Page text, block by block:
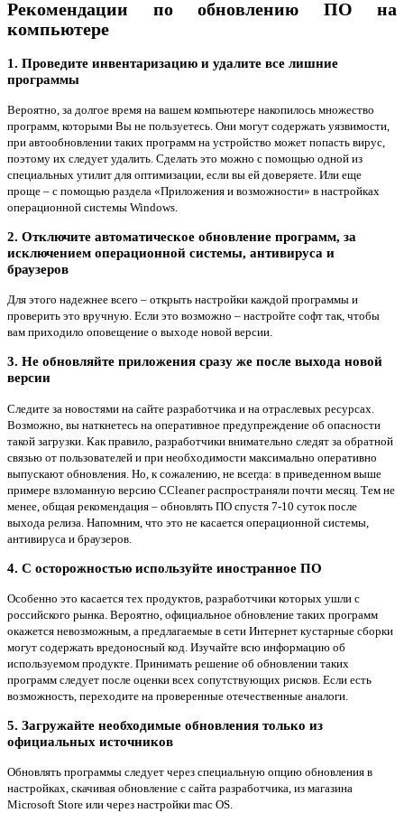
Рекомендации по обновлению ПО на
компьютере
1. Проведите инвентаризацию и удалите все лишние
программы
Вероятно, за долгое время на вашем компьютере накопилось множество
программ, которыми Вы не пользуетесь. Они могут содержать уязвимости,
при автообновлении таких программ на устройство может попасть вирус,
поэтому их следует удалить. Сделать это можно с помощью одной из
специальных утилит для оптимизации, если вы ей доверяете. Или еще
проще – с помощью раздела «Приложения и возможности» в настройках
операционной системы Windows.
2. Отключите автоматическое обновление программ, за
исключением операционной системы, антивируса и
браузеров
Для этого надежнее всего – открыть настройки каждой программы и
проверить это вручную. Если это возможно – настройте софт так, чтобы
вам приходило оповещение о выходе новой версии.
3. Не обновляйте приложения сразу же после выхода новой
версии
Следите за новостями на сайте разработчика и на отраслевых ресурсах.
Возможно, вы наткнетесь на оперативное предупреждение об опасности
такой загрузки. Как правило, разработчики внимательно следят за обратной
связью от пользователей и при необходимости максимально оперативно
выпускают обновления. Но, к сожалению, не всегда: в приведенном выше
примере взломанную версию CCleaner распространяли почти месяц. Тем не
менее, общая рекомендация – обновлять ПО спустя 7-10 суток после
выхода релиза. Напомним, что это не касается операционной системы,
антивируса и браузеров.
4. С осторожностью используйте иностранное ПО
Особенно это касается тех продуктов, разработчики которых ушли с
российского рынка. Вероятно, официальное обновление таких программ
окажется невозможным, а предлагаемые в сети Интернет кустарные сборки
могут содержать вредоносный код. Изучайте всю информацию об
используемом продукте. Принимать решение об обновлении таких
программ следует после оценки всех сопутствующих рисков. Если есть
возможность, переходите на проверенные отечественные аналоги.
5. Загружайте необходимые обновления только из
официальных источников
Обновлять программы следует через специальную опцию обновления в
настройках, скачивая обновление с сайта разработчика, из магазина
Microsoft Store или через настройки mac OS.